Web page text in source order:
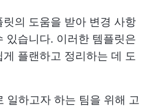
의 도움을 받아 변경 사항
있습니다. 이러한 템플릿은
플랜하고 정리하는 데 도
일하고자 하는 팀을 위해 고